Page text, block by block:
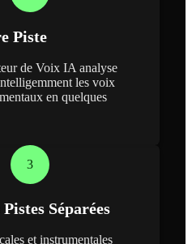
Piste
de Voix IA analyse
les voix
en quelques
3
Séparées
et instrumentales